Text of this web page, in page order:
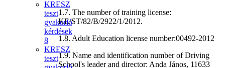
1.7. The number of training license:
KE/ST/82/B/2922/1/2012.
1.8. Adult Education license number:00492-2012
1.9. Name and identification number of Driving
School's leader and director: Anda János, 11633
KRESZ
teszt
gyakorló
kérdések
8
KRESZ
teszt